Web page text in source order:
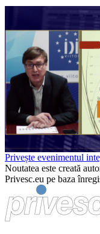
Privește evenimentul
Noutatea este creată
Privesc.eu pe baza